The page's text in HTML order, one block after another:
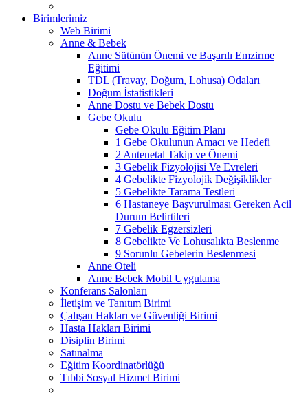
Birimlerimiz
Web Birimi
Anne & Bebek
Anne Sütünün Önemi ve Başarılı Emzirme
Eğitimi
TDL (Travay, Doğum, Lohusa) Odaları
Doğum İstatistikleri
Anne Dostu ve Bebek Dostu
Gebe Okulu
Gebe Okulu Eğitim Planı
1 Gebe Okulunun Amacı ve Hedefi
2 Antenetal Takip ve Önemi
3 Gebelik Fizyolojisi Ve Evreleri
4 Gebelikte Fizyolojik Değişiklikler
5 Gebelikte Tarama Testleri
6 Hastaneye Başvurulması Gereken Acil
Durum Belirtileri
7 Gebelik Egzersizleri
8 Gebelikte Ve Lohusalıkta Beslenme
9 Sorunlu Gebelerin Beslenmesi
Anne Oteli
Anne Bebek Mobil Uygulama
Konferans Salonları
İletişim ve Tanıtım Birimi
Çalışan Hakları ve Güvenliği Birimi
Hasta Hakları Birimi
Disiplin Birimi
Satınalma
Eğitim Koordinatörlüğü
Tıbbi Sosyal Hizmet Birimi